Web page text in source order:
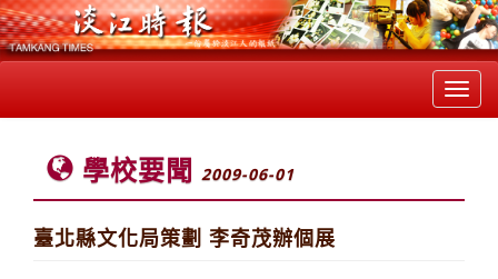
學校要聞 2009-06-01
臺北縣文化局策劃 李奇茂辦個展